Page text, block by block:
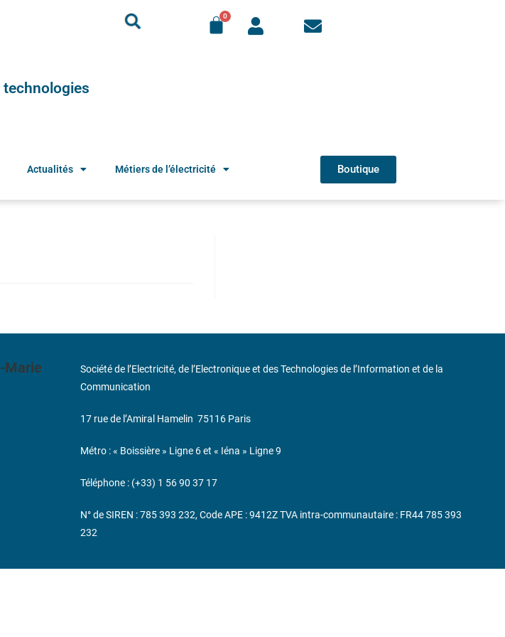
technologies
Actualités Métiers de l’électricité Boutique
Marie
Société de l’Electricité, de l’Electronique et des Technologies de l’Information et de la
Communication
17 rue de l’Amiral Hamelin 75116 Paris
Métro : « Boissière » Ligne 6 et « Iéna » Ligne 9
Téléphone : (+33) 1 56 90 37 17
N° de SIREN : 785 393 232, Code APE : 9412Z TVA intra-communautaire : FR44 785 393
232